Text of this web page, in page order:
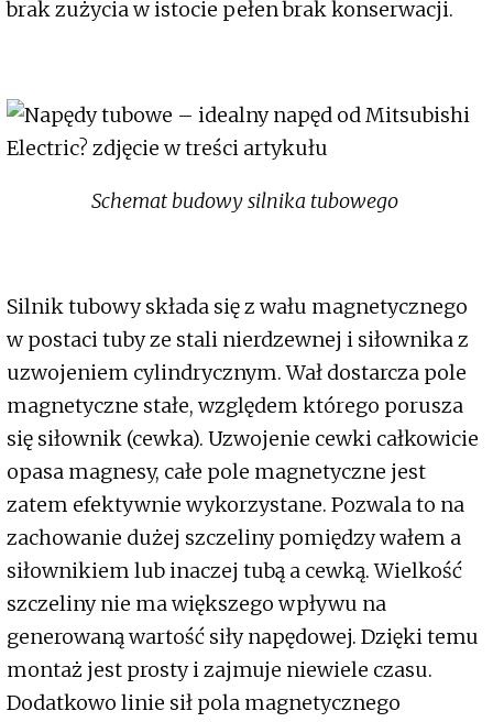
brak zużycia w istocie pełen brak konserwacji.
Schemat budowy silnika tubowego
Silnik tubowy składa się z wału magnetycznego
w postaci tuby ze stali nierdzewnej i siłownika z
uzwojeniem cylindrycznym. Wał dostarcza pole
magnetyczne stałe, względem którego porusza
się siłownik (cewka). Uzwojenie cewki całkowicie
opasa magnesy, całe pole magnetyczne jest
zatem efektywnie wykorzystane. Pozwala to na
zachowanie dużej szczeliny pomiędzy wałem a
siłownikiem lub inaczej tubą a cewką. Wielkość
szczeliny nie ma większego wpływu na
generowaną wartość siły napędowej. Dzięki temu
montaż jest prosty i zajmuje niewiele czasu.
Dodatkowo linie sił pola magnetycznego